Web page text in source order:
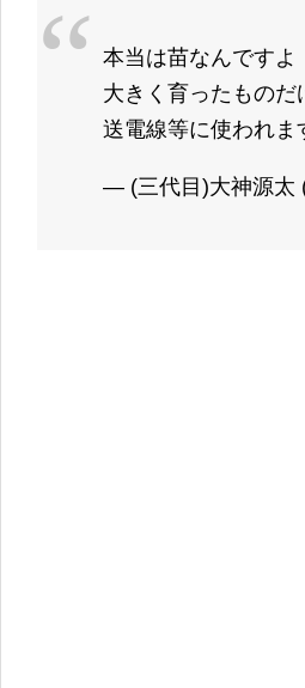
本当は苗なんですよ
大きく育ったもの
送電線等に使われま
— (三代目)大神源太